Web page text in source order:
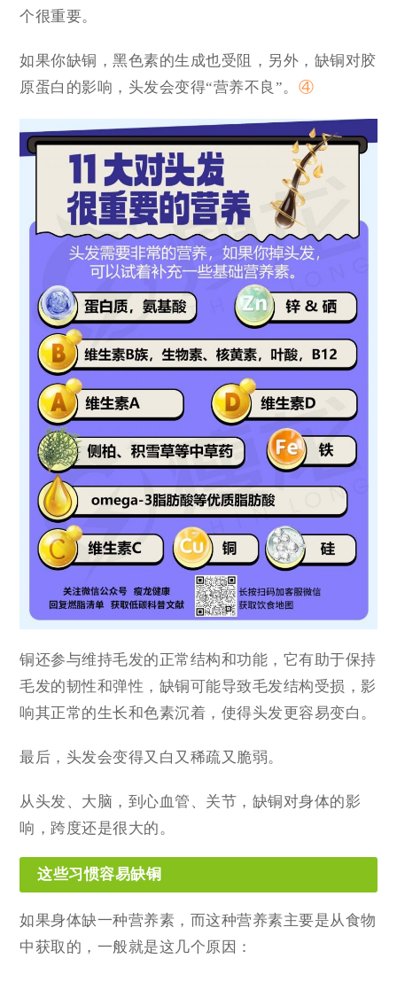
个很重要。
如果你缺铜，黑色素的生成也受阻，另外，缺铜对胶
原蛋白的影响，头发会变得“营养不良”。 ④
铜还参与维持毛发的正常结构和功能，它有助于保持
毛发的韧性和弹性，缺铜可能导致毛发结构受损，影
响其正常的生长和色素沉着，使得头发更容易变白。
最后，头发会变得又白又稀疏又脆弱。
从头发、大脑，到心血管、关节，缺铜对身体的影
响，跨度还是很大的。
这些习惯容易缺铜
如果身体缺一种营养素，而这种营养素主要是从食物
中获取的，一般就是这几个原因：